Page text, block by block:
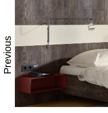
– Υψηλές αντοχές στη
κρούση & χάραξη
– Δυνατότητα εύκολου
– Επιφάνεια απόλυτα
– Υψηλή αντοχή στον
θάμπωμα
– Υψηλή αντοχή στα
Previous